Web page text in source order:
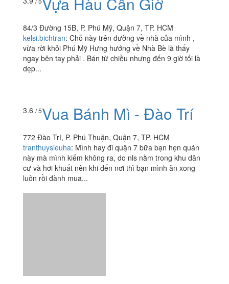
84/3 Đường 15B, P. Phú Mỹ, Quận 7, TP. HCM
kelsi.bichtran: Chỗ này trên đường về nhà của mình ,
vừa rời khỏi Phú Mỹ Hưng hướng về Nhà Bè là thấy
ngay bên tay phải . Bán từ chiều nhưng đến 9 giờ tối là
dẹp...
3.6 / 5Vua Bánh Mì - Đào Trí
772 Đào Trí, P. Phú Thuận, Quận 7, TP. HCM
tranthuysieuha: Mình hay đi quận 7 bữa bạn hẹn quán
này mà mình kiếm không ra, do nls nằm trong khu dân
cư và hơi khuất nên khi đến nơi thì bạn mình ăn xong
luôn rồi đành mua...